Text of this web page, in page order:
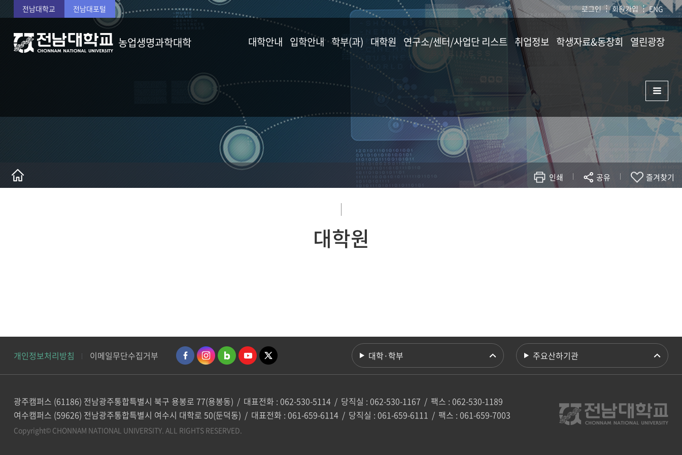
전남대학교 전남대포털 로그인 회원가입 ENG
농업생명과학대학 대학안내
학장 인사말
교수진 소개
교무 · 학사지원
협정 체결 현황
오시는 길
입학안내
입학안내
학부(과)
원예생명공학과
산림자원학과
임산공학과
농생명화학과
식품공학과
분자생명공학과
동물자원학부
조경학과
바이오에너지공학과
지역·
대학원
일반대학원
농생명산업대학원
식물방역대학원
연구소/센터/사업단 리스트
센터
사업단
취업정보
프로그램
채용공고 · 추천
대외활동
졸업생 취업처
자료실
관련사이트
학생자료&동창회
동창회소개
열린광장
자유게시판
농생대 홍보
농생대 화보
통합자료실
자랑스러운 농
교직원건의함
대관신청
인쇄 공유 즐겨찾기
대학원
개인정보처리방침 이메일무단수집거부 대학·학부 주요산하기관
광주캠퍼스 (61186) 전남광주통합특별시 북구 용봉로 77(용봉동) / 대표전화 : 062-530-5114 / 당직실 : 062-530-1167 / 팩스 : 062-530-1189
여수캠퍼스 (59626) 전남광주통합특별시 여수시 대학로 50(둔덕동) / 대표전화 : 061-659-6114 / 당직실 : 061-659-6111 / 팩스 : 061-659-7003
Copyright© CHONNAM NATIONAL UNIVERSITY. ALL RIGHTS RESERVED.